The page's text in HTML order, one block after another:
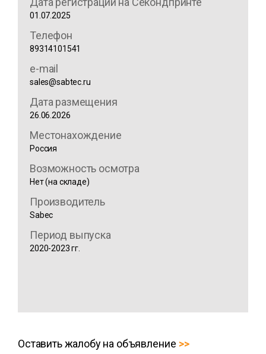
01.07.2025
Телефон
89314101541
e-mail
sales@sabtec.ru
Дата размещения
26.06.2026
Местонахождение
Россия
Возможность осмотра
Нет (на складе)
Производитель
Sabec
Период выпуска
2020-2023 гг.
Оставить жалобу на объявление